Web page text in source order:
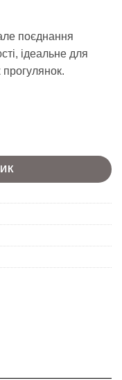
поєднання
ідеальне для